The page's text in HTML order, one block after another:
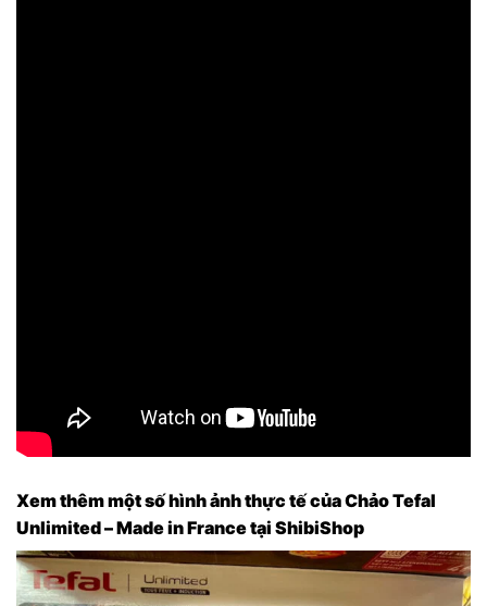
Xem thêm một số hình ảnh thực tế của Chảo Tefal
Unlimited – Made in France tại ShibiShop